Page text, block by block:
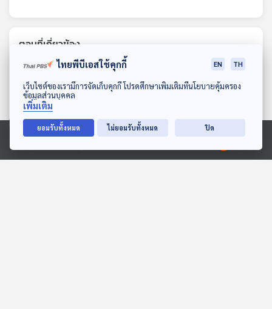
ดาวน์โหลด Thai PBS Podcast Application
Ⓒ 2020 องค์การกระจายเสียงและแพร่ภาพสาธารณะแห่งประเทศไทย
ตอนที่เกี่ยวข้อง
05:47 05:47
ไทยพีบีเอสใช้คุกกี้ EN TH
เว็บไซต์ของเรามีการจัดเก็บคุกกี้ โปรดศึกษาเพิ่มเติมที่นโยบายคุ้มครอง
ข้อมูลส่วนบุคคล
เพิ่มเติม
ยอมรับทั้งหมด ไม่ยอมรับทั้งหมด ปิด